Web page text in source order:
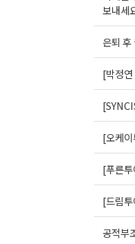
보내세
은퇴
[박정
[오케
[푸른
[드림
공적부